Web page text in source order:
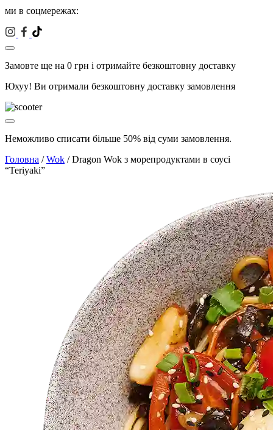
ми в соцмережах:
Замовте ще на 0 грн і отримайте безкоштовну доставку
Юхуу! Ви отримали безкоштовну доставку замовлення
Неможливо списати більше 50% від суми замовлення.
Головна /Wok / Dragon Wok з морепродуктами в соусі
“Teriyaki”